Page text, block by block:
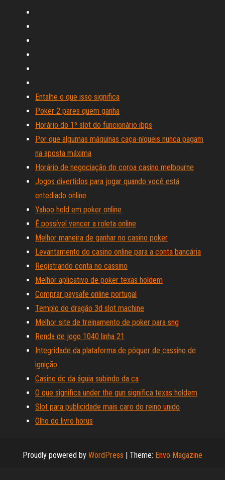
Entalhe o que isso significa
Poker 2 pares quem ganha
Horário do 1º slot do funcionário ibps
Por que algumas máquinas caça-níqueis nunca pagam
na aposta máxima
Horário de negociação do coroa casino melbourne
Jogos divertidos para jogar quando você está
entediado online
Yahoo hold em poker online
É possível vencer a roleta online
Melhor maneira de ganhar no casino poker
Levantamento do casino online para a conta bancária
Registrando conta no cassino
Melhor aplicativo de poker texas holdem
Comprar paysafe online portugal
Templo do dragão 3d slot machine
Melhor site de treinamento de poker para sng
Renda de jogo 1040 linha 21
Integridade da plataforma de pôquer de cassino de
ignição
Casino dc da águia subindo da ca
O que significa under the gun significa texas holdem
Slot para publicidade mais caro do reino unido
Olho do livro horus
Proudly powered by WordPress | Theme: Envo Magazine